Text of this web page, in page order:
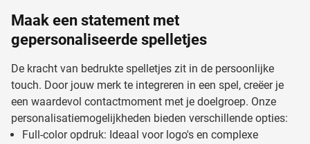
Maak een statement met
gepersonaliseerde spelletjes
De kracht van bedrukte spelletjes zit in de persoonlijke
touch. Door jouw merk te integreren in een spel, creëer je
een waardevol contactmoment met je doelgroep. Onze
personalisatiemogelijkheden bieden verschillende opties:
Full-color opdruk: Ideaal voor logo's en complexe